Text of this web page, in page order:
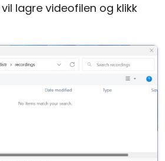
lagre videofilen og klikk